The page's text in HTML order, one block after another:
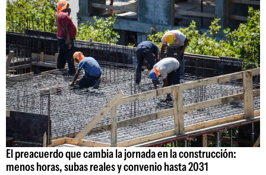
El preacuerdo que cambia la jornada en la construcción:
menos horas, subas reales y convenio hasta 2031